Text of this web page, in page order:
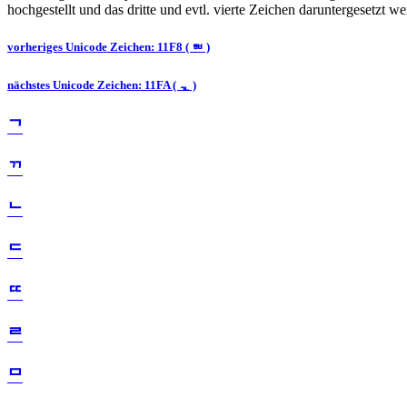
hochgestellt und das dritte und evtl. vierte Zeichen daruntergesetzt
vorheriges Unicode Zeichen: 11F8 ( ᇸ )
nächstes Unicode Zeichen: 11FA ( ᇺ )
ᄀ
ᄁ
ᄂ
ᄃ
ᄄ
ᄅ
ᄆ